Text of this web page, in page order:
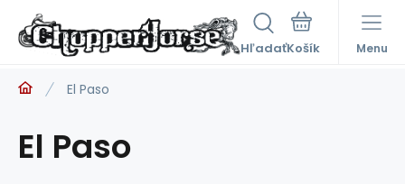
Hľadať Menu
El Paso
El Paso